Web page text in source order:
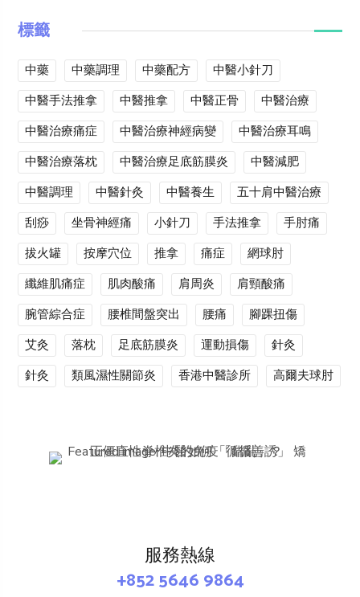
標籤
中藥 中藥調理 中藥配方
中醫小針刀
中醫手法推拿
中醫推拿 中醫正骨
中醫治療
中醫治療痛症
中醫治療神經病變
中醫治療耳鳴
中醫治療落枕
中醫治療足底筋膜炎
中醫減肥
中醫調理
中醫針灸 中醫養生
五十肩中醫治療
刮痧
坐骨神經痛 小針刀 手法推拿
手肘痛
拔火罐
按摩穴位 推拿 痛症
網球肘
纖維肌痛症
肌肉酸痛 肩周炎
肩頸酸痛
腕管綜合症
腰椎間盤突出 腰痛
腳踝扭傷
艾灸
落枕 足底筋膜炎 運動損傷
針灸
針灸
類風濕性關節炎 香港中醫診所 高爾夫球肘
服務熱線
+852 5646 9864